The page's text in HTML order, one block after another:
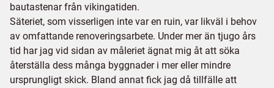
bautastenar från vikingatiden.
Säteriet, som visserligen inte var en ruin, var likväl i behov
av omfattande renoveringsarbete. Under mer än tjugo års
tid har jag vid sidan av måleriet ägnat mig åt att söka
återställa dess många byggnader i mer eller mindre
ursprungligt skick. Bland annat fick jag då tillfälle att